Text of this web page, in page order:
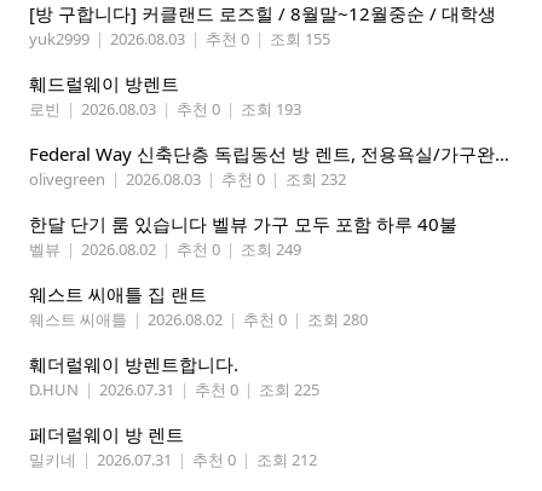
[방 구합니다] 커클랜드 로즈힐 / 8월말~12월중순 / 대학생
yuk2999 | 2026.08.03 | 추천 0 | 조회 155
훼드럴웨이 방렌트
로빈 | 2026.08.03 | 추천 0 | 조회 193
Federal Way 신축단층 독립동선 방 렌트, 전용욕실/가구완비 (여자분)
olivegreen | 2026.08.03 | 추천 0 | 조회 232
한달 단기 룸 있습니다 벨뷰 가구 모두 포함 하루 40불
벨뷰 | 2026.08.02 | 추천 0 | 조회 249
웨스트 씨애틀 집 랜트
웨스트 씨애틀 | 2026.08.02 | 추천 0 | 조회 280
훼더럴웨이 방렌트합니다.
D.HUN | 2026.07.31 | 추천 0 | 조회 225
페더럴웨이 방 렌트
밀키네 | 2026.07.31 | 추천 0 | 조회 212